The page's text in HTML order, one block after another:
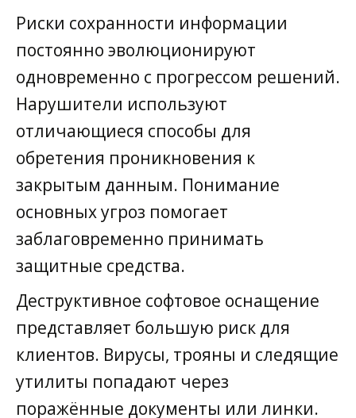
Риски сохранности информации
постоянно эволюционируют
одновременно с прогрессом решений.
Нарушители используют
отличающиеся способы для
обретения проникновения к
закрытым данным. Понимание
основных угроз помогает
заблаговременно принимать
защитные средства.
Деструктивное софтовое оснащение
представляет большую риск для
клиентов. Вирусы, трояны и следящие
утилиты попадают через
поражённые документы или линки.